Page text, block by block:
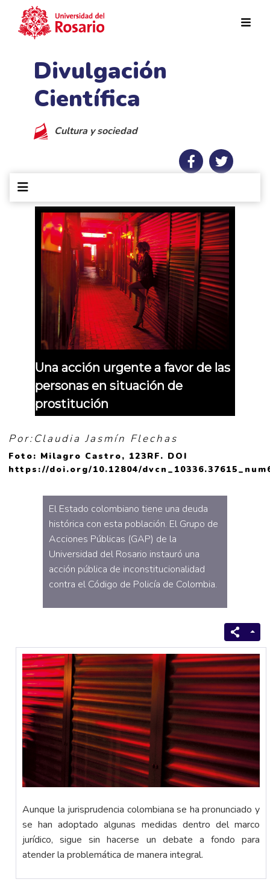
Divulgación
Científica
Cultura y sociedad
Una acción urgente a favor de las
personas en situación de
prostitución
Por:Claudia Jasmín Flechas
Foto: Milagro Castro, 123RF. DOI
https://doi.org/10.12804/
El Estado colombiano tiene una deuda
histórica con esta población. El Grupo de
Acciones Públicas (GAP) de la
Universidad del Rosario instauró una
acción pública de inconstitucionalidad
contra el Código de Policía de Colombia.
Aunque la jurisprudencia colombiana se ha pronunciado y
se han adoptado algunas medidas dentro del marco
jurídico, sigue sin hacerse un debate a fondo para
atender la problemática de manera integral.